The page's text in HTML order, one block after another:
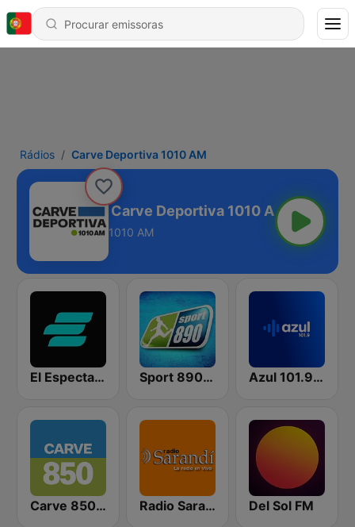
Rádios Carve Deportiva 1010 AM
1010 AM
1010 AM
El Espectador 810 AM Sport 890 AM Azul 101.9 FM
Carve 850 AM Radio Sarandí 690 Del Sol FM